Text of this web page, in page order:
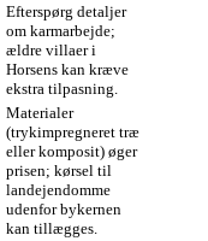
Efterspørg detaljer
om karmarbejde;
ældre villaer i
Horsens kan kræve
ekstra tilpasning.
Materialer
(trykimpregneret træ
eller komposit) øger
prisen; kørsel til
landejendomme
udenfor bykernen
kan tillægges.